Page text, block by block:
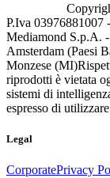
P.Iva 03976881007
Mediamond S.p.A.
Amsterdam (Paesi
Monzese (MI)
riprodotti è vietata
sistemi di
espresso di
Legal
CorporatePrivacy